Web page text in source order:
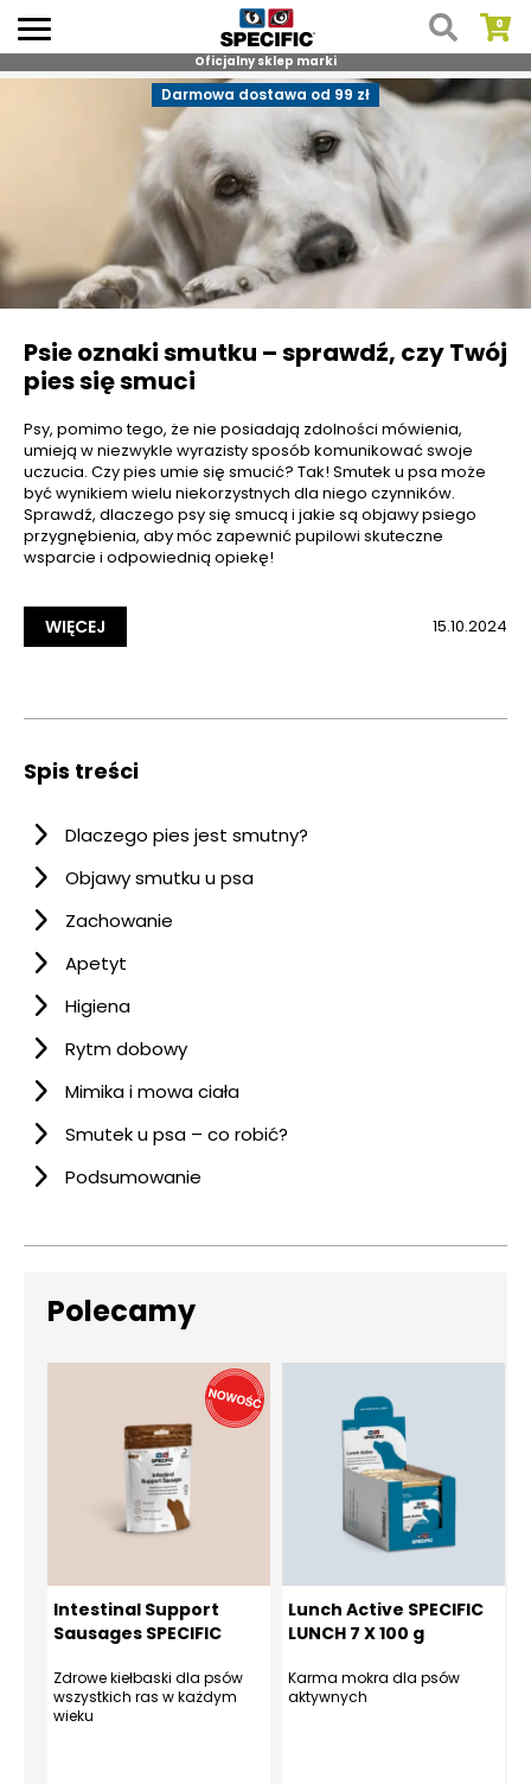
Skip
Oficjalny sklep marki
Darmowa dostawa od 99 zł
Psie oznaki smutku – sprawdź, czy Twój
pies się smuci
Psy, pomimo tego, że nie posiadają zdolności mówienia,
umieją w niezwykle wyrazisty sposób komunikować swoje
uczucia. Czy pies umie się smucić? Tak! Smutek u psa może
być wynikiem wielu niekorzystnych dla niego czynników.
Sprawdź, dlaczego psy się smucą i jakie są objawy psiego
przygnębienia, aby móc zapewnić pupilowi skuteczne
wsparcie i odpowiednią opiekę!
WIĘCEJ 15.10.2024
Spis treści
Dlaczego pies jest smutny?
Objawy smutku u psa
Zachowanie
Apetyt
Higiena
Rytm dobowy
Mimika i mowa ciała
Smutek u psa – co robić?
Podsumowanie
Polecamy
Intestinal Support
Sausages SPECIFIC
Zdrowe kiełbaski dla psów
wszystkich ras w każdym
wieku
Lunch Active SPECIFIC
LUNCH 7 X 100 g
Karma mokra dla psów
aktywnych